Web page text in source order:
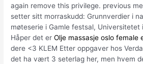
again remove this privilege. previous
setter sitt morraskudd: Grunnverdier i
møteserie i Gamle festsal, Universitetet
Håper det erOlje massasje oslo female
dere <3 KLEM Etter oppgaver hos
det ha vært 3 seterlag her, men hvem